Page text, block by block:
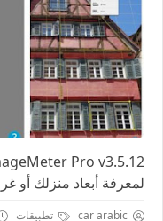
لمعرفة أبعاد منزلك أو
car arabic تطبيقات